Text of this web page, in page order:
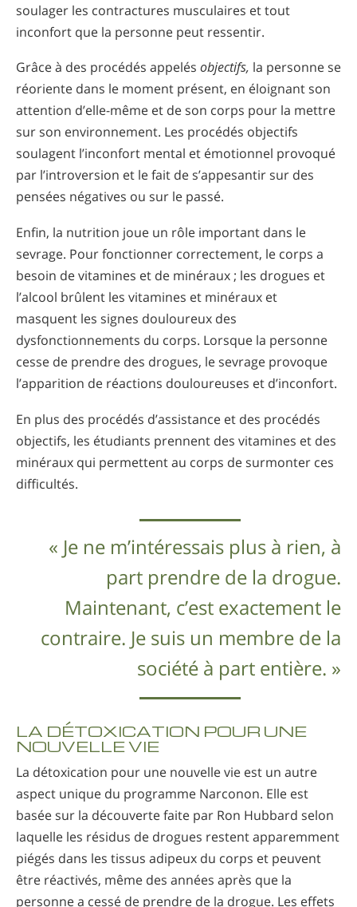
soulager les contractures musculaires et tout
inconfort que la personne peut ressentir.
Grâce à des procédés appelés objectifs, la personne se
réoriente dans le moment présent, en éloignant son
attention d’elle-même et de son corps pour la mettre
sur son environnement. Les procédés objectifs
soulagent l’inconfort mental et émotionnel provoqué
par l’introversion et le fait de s’appesantir sur des
pensées négatives ou sur le passé.
Enfin, la nutrition joue un rôle important dans le
sevrage. Pour fonctionner correctement, le corps a
besoin de vitamines et de minéraux ; les drogues et
l’alcool brûlent les vitamines et minéraux et
masquent les signes douloureux des
dysfonctionnements du corps. Lorsque la personne
cesse de prendre des drogues, le sevrage provoque
l’apparition de réactions douloureuses et d’inconfort.
En plus des procédés d’assistance et des procédés
objectifs, les étudiants prennent des vitamines et des
minéraux qui permettent au corps de surmonter ces
difficultés.
« Je ne m’intéressais plus à rien, à
part prendre de la drogue.
Maintenant, c’est exactement le
contraire. Je suis un membre de la
société à part entière. »
LA DÉTOXICATION POUR UNE
NOUVELLE VIE
La détoxication pour une nouvelle vie est un autre
aspect unique du programme Narconon. Elle est
basée sur la découverte faite par Ron Hubbard selon
laquelle les résidus de drogues restent apparemment
piégés dans les tissus adipeux du corps et peuvent
être réactivés, même des années après que la
personne a cessé de prendre de la drogue. Les effets